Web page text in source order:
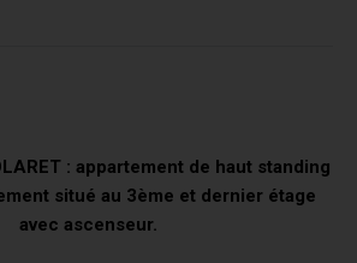
: appartement de haut standing
situé au 3ème et dernier étage
avec ascenseur.